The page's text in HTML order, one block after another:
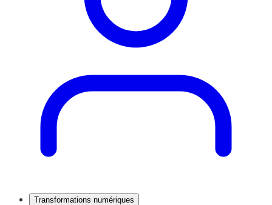
Transformations numériques